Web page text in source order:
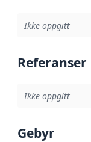
Ikke oppgitt
Referanser
Ikke oppgitt
Gebyr